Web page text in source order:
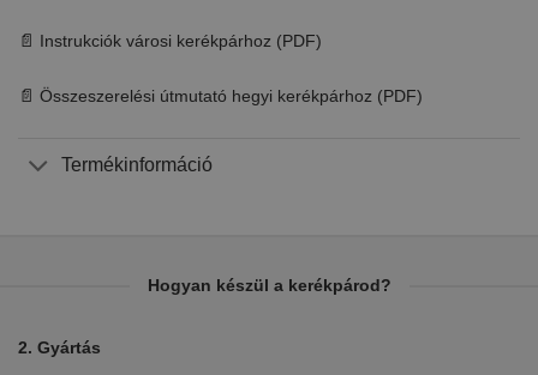
📄 Instrukciók városi kerékpárhoz (PDF)
📄 Összeszerelési útmutató hegyi kerékpárhoz (PDF)
Termékinformáció
Hogyan készül a kerékpárod?
2. Gyártás